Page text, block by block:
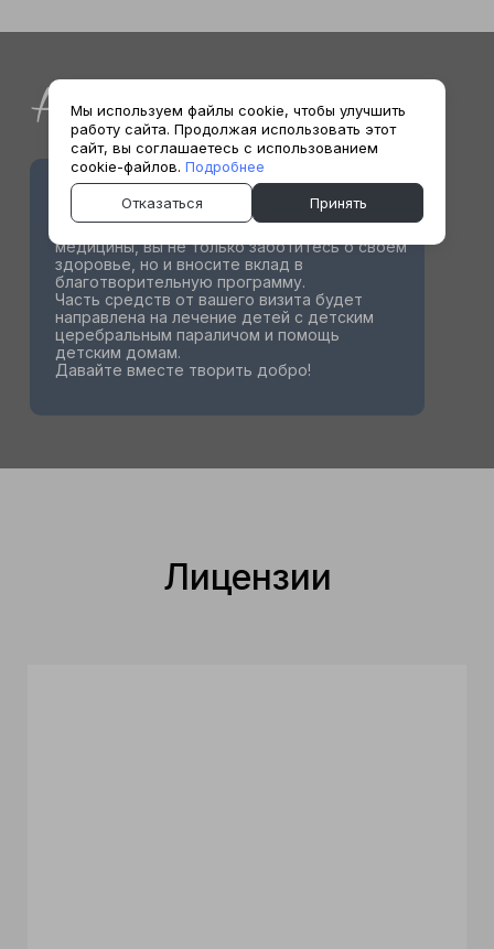
АКЦИЯ «ПОМОГАТЬ — ПРОСТО»
медицины, вы не только заботитесь о своём
здоровье, но и вносите вклад в
благотворительную программу.
Часть средств от вашего визита будет
направлена на лечение детей с детским
церебральным параличом и помощь
детским домам.
Давайте вместе творить добро!
Акции
Лицензии
Мы используем файлы cookie, чтобы улучшить
работу сайта. Продолжая использовать этот
сайт, вы соглашаетесь с использованием
cookie-файлов. Подробнее
Отказаться Принять